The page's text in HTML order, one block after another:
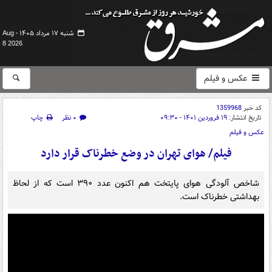
شنبه ۱۷ مرداد ۱۴۰۵ -
Aug
8 2026
عکس و فیلم
کد خبر1359968
تاریخ انتشار: ۱۹ فروردین ۱۴۰۱ - ۰۹:۳۰ ۰ نظر
چاپ
عکس و فیلم
فیلم/ هوای تهران در وضع خطرناک قرار دارد
شاخص آلودگی هوای پایتخت هم اکنون عدد ۳۹۰ است که از لحاظ
بهداشتی خطرناک است.